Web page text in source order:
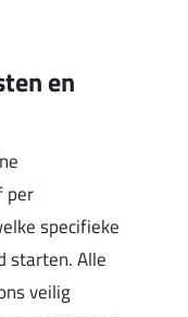
en
per
specifieke
starten. Alle
veilig